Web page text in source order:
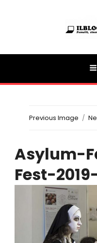
Il portalino di blog |
Previous Image
Asylum-
Fest-